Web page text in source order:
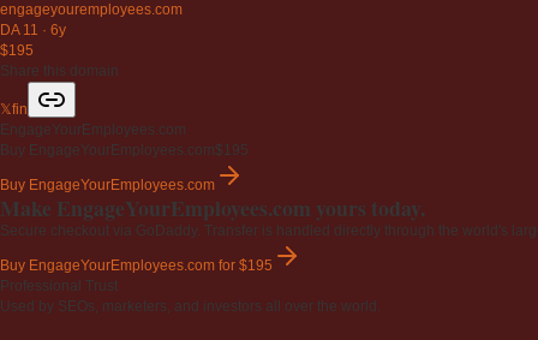
engageyouremployees.com
DA 11 · 6y
$195
Share this domain
𝕏fin
EngageYourEmployees.com
Buy EngageYourEmployees.com$195
Buy EngageYourEmployees.com
Make EngageYourEmployees.com yours today.
Secure checkout via GoDaddy. Transfer is handled directly through the world's
Buy EngageYourEmployees.com for $195
Professional Trust
Used by SEOs, marketers, and investors all over the world.